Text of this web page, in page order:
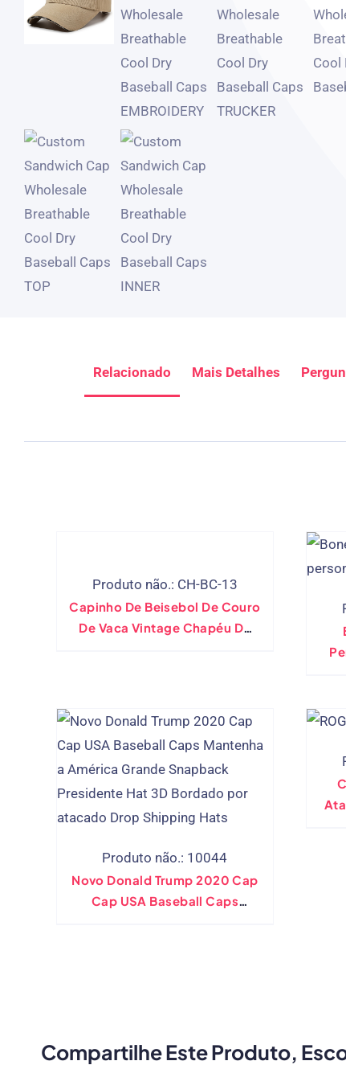
Relacionado Mais Detalhes
Produto não.: CH-BC-13
Capinho De Beisebol De Couro
De Vaca Vintage Chapéu De
Produto não.: 10044
Novo Donald Trump 2020 Cap
Cap USA Baseball Caps
Compartilhe Este Produto,